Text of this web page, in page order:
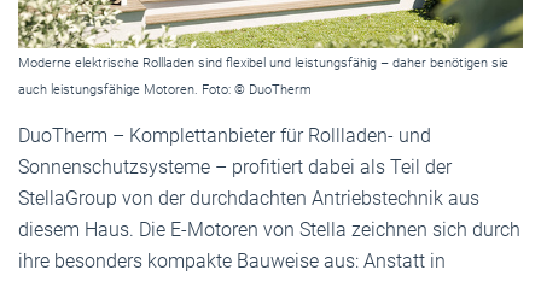
Moderne elektrische Rollladen sind flexibel und leistungsfähig – daher benötigen sie
auch leistungsfähige Motoren. Foto: © DuoTherm
DuoTherm – Komplettanbieter für Rollladen- und
Sonnenschutzsysteme – profitiert dabei als Teil der
StellaGroup von der durchdachten Antriebstechnik aus
diesem Haus. Die E-Motoren von Stella zeichnen sich durch
ihre besonders kompakte Bauweise aus: Anstatt in